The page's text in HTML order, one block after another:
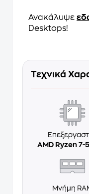
Ανακάλυψε
Desktops!
Τεχνικά
AMD Ryzen 7-
Μνήμη